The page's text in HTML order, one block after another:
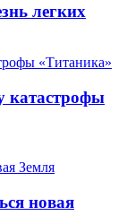
легких
катастрофы
новая